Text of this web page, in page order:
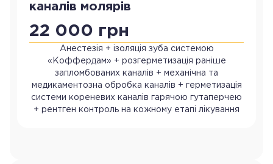
каналів молярів
22 000 грн
Анестезія + ізоляція зуба системою
«Коффердам» + розгерметизація раніше
запломбованих каналів + механічна та
медикаментозна обробка каналів + герметизація
системи кореневих каналів гарячою гутаперчею
+ рентген контроль на кожному етапі лікування